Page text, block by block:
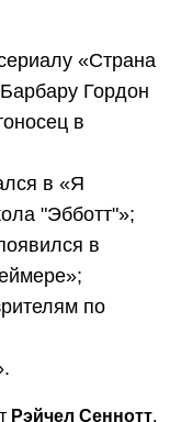
«Страна
Гордон
в
в «Я
"Эбботт"»;
в
по
Рэйчел Сеннотт,